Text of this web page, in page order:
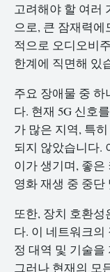
고려해야 할 여러
으로, 큰 잠재력에
적으로 오디오비
한계에 직면해 있
주요 장애물 중 하
다. 현재 5G 신호
가 많은 지역, 특
되지 않았습니다.
이가 생기며, 좋
영화 재생 중 중단
또한, 장치 호환성
다. 이 네트워크의
정 대역 및 기술
그러나 현재의 모